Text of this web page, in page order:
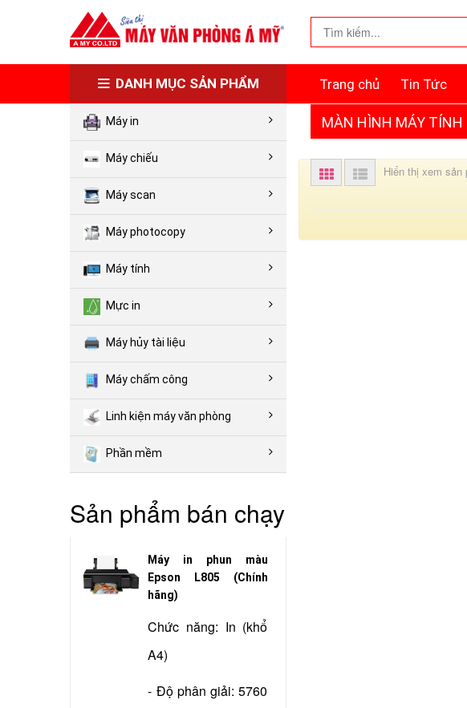
DANH MỤC SẢN PHẨM Trang chủ Tin Tức
Máy in
Máy chiếu
Máy scan
Máy photocopy
Máy tính
Mực in
Máy hủy tài liệu
Máy chấm công
Linh kiện máy văn phòng
Phần mềm
Sản phẩm bán chạy
Máy in phun màu
Epson L805 (Chính
hãng)
Chức năng: In (khổ
A4)
- Độ phân giải: 5760
MÀN HÌNH MÁY TÍNH
Hiển thị xem sản